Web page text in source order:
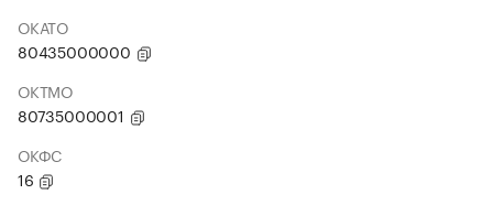
ОКАТО
80435000000
ОКТМО
80735000001
ОКФС
16